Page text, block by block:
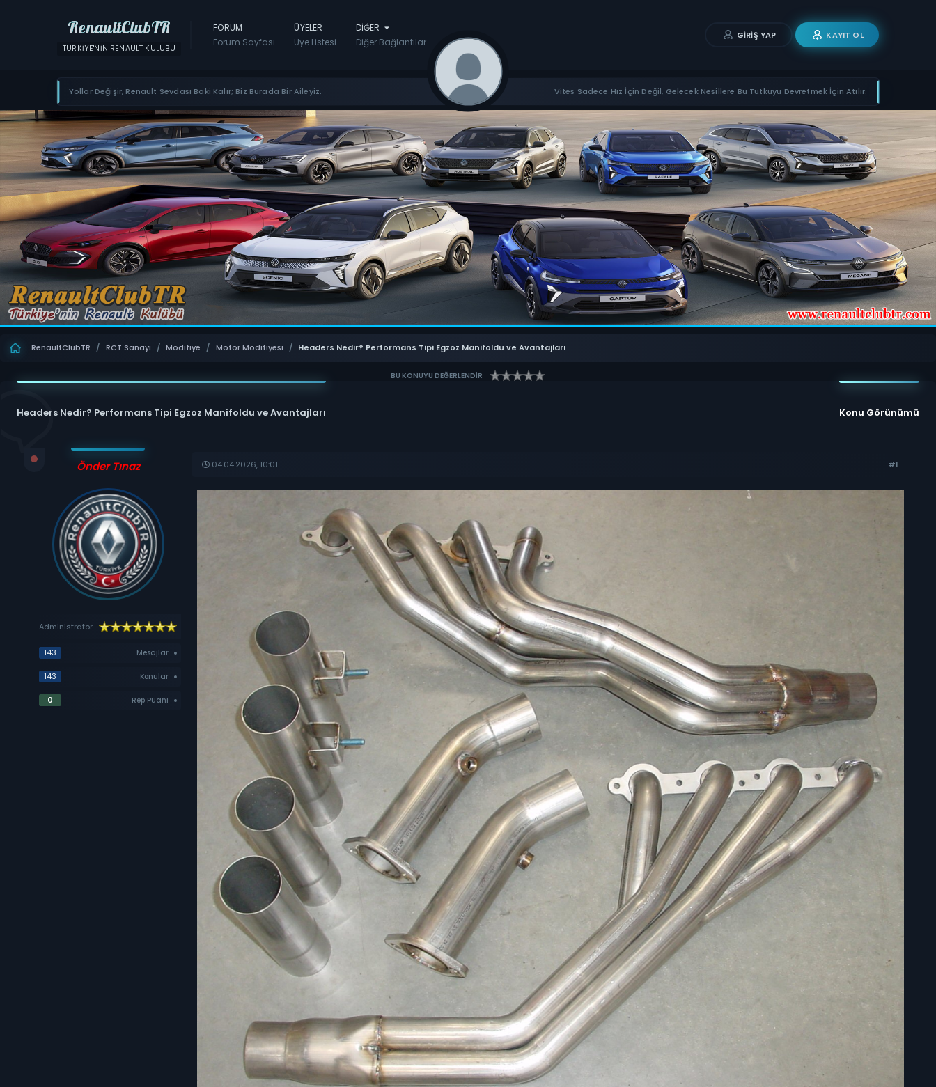
RenaultClubTR
TÜRKIYE'NIN RENAULT KULÜBÜ
FORUM
Forum Sayfası
ÜYELER
Üye Listesi
DIĞER
Diğer Bağlantılar
GIRIŞ YAP KAYIT OL
Yollar Değişir, Renault Sevdası Baki Kalır; Biz Burada Bir Aileyiz. Vites Sadece Hız İçin Değil, Gelecek Nesillere Bu Tutkuyu Devretmek İçin Atılır.
RenaultClubTR / RCT Sanayi / Modifiye / Motor Modifiyesi / Headers Nedir? Performans Tipi Egzoz Manifoldu ve Avantajları
BU KONUYU DEĞERLENDİR
Konu Görünümü
Headers Nedir? Performans Tipi Egzoz Manifoldu ve Avantajları
Önder Tınaz
Administrator
143 Mesajlar
143 Konular
0 Rep Puanı
04.04.2026, 10:01 #1